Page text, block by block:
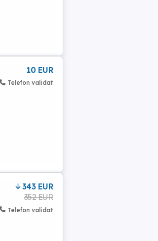
10 EUR
Telefon validat
343 EUR
352 EUR
Telefon validat